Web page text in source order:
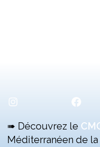
Instagram
➠ Découvrez le
Méditerranéen de